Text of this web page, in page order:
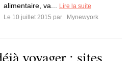
alimentaire, va...
Lire la suite
Le 10 juillet 2015 par
Mynewyork
voyager : sites